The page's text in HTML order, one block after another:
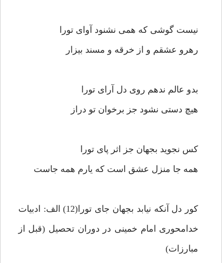
نيست گوشى كه همى نشنود آواى تورا
رهرو عشقم و از خرقه و مسند بيزار
بدو عالم ندهم روى دل آراى تورا
هيچ دستى نشود جز برخوان تو دراز
كس نجويد بجهان جز اثر پاى تورا
همه جا منزل عشق است كه يارم همه جاست‏
كور دل آنكه نيابد بجهان جاى تورا(12) الف: ادبيات
خدامحورى امام خمينى در دوران تحصيل (قبل از
مبارزات)